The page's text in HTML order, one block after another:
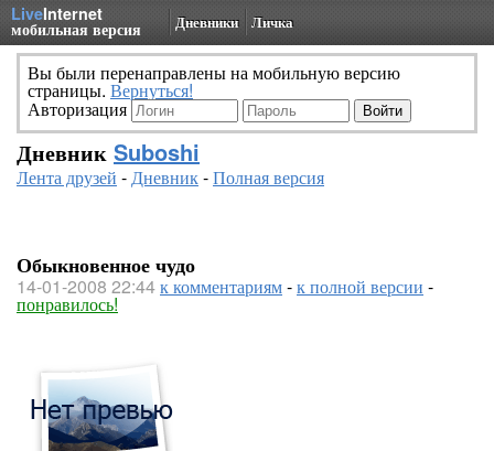
LiveInternet
мобильная версия Дневники Личка
Вы были перенаправлены на мобильную версию
страницы. Вернуться!
Авторизация
Дневник Suboshi
Лента друзей -Дневник-Полная версия
Обыкновенное чудо
14-01-2008 22:44к комментариям-к полной версии -
понравилось!